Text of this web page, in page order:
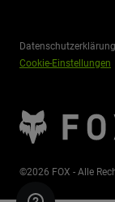
Datenschutzerklärung
Cookie-Einstellungen
©2026 FOX - Alle